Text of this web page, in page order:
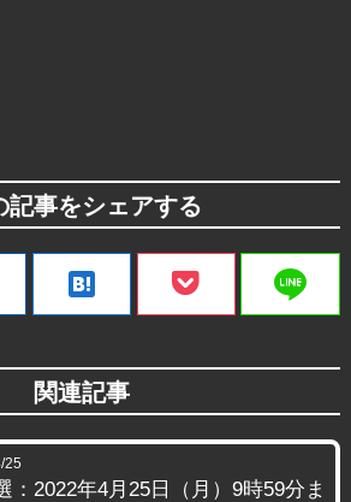
記事をシェアする
hatenabookmark line
関連記事
25
：2022年4月25日（月）9時59分ま